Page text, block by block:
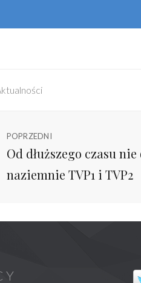
Previous
Post
POPRZEDNI
Od dłuższego czasu
naziemnie TVP1 i TVP2